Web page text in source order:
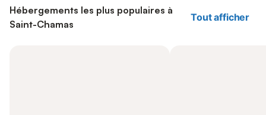
Hébergements les plus populaires à
Saint-Chamas
Tout afficher